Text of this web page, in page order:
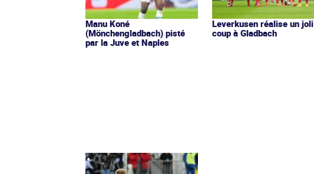
Manu Koné
(Mönchengladbach) pisté
par la Juve et Naples
Leverkusen réalise un joli
coup à Gladbach